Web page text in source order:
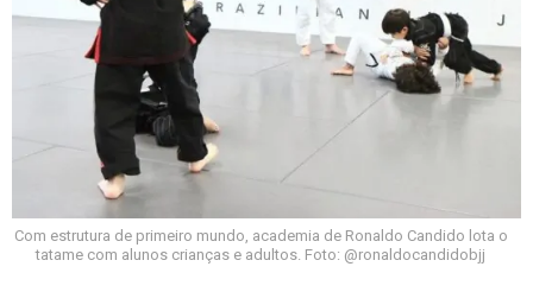
Com estrutura de primeiro mundo, academia de Ronaldo Candido lota o
tatame com alunos crianças e adultos. Foto: @ronaldocandidobjj